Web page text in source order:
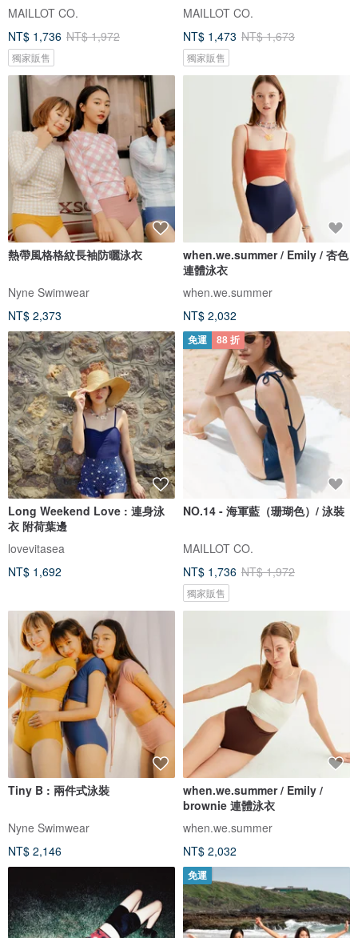
MAILLOT CO.
NT$ 1,736 NT$ 1,972
獨家販售
MAILLOT CO.
NT$ 1,473 NT$ 1,673
獨家販售
熱帶風格格紋長袖防曬泳衣
Nyne Swimwear
NT$ 2,373
when.we.summer / Emily / 杏色
連體泳衣
when.we.summer
NT$ 2,032
Long Weekend Love : 連身泳
衣 附荷葉邊
lovevitasea
NT$ 1,692
免運 88 折
NO.14 - 海軍藍（珊瑚色）/ 泳裝
MAILLOT CO.
NT$ 1,736 NT$ 1,972
獨家販售
Tiny B : 兩件式泳裝
Nyne Swimwear
NT$ 2,146
when.we.summer / Emily /
brownie 連體泳衣
when.we.summer
NT$ 2,032
免運